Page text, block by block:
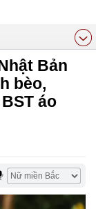
Bản
bèo,
áo